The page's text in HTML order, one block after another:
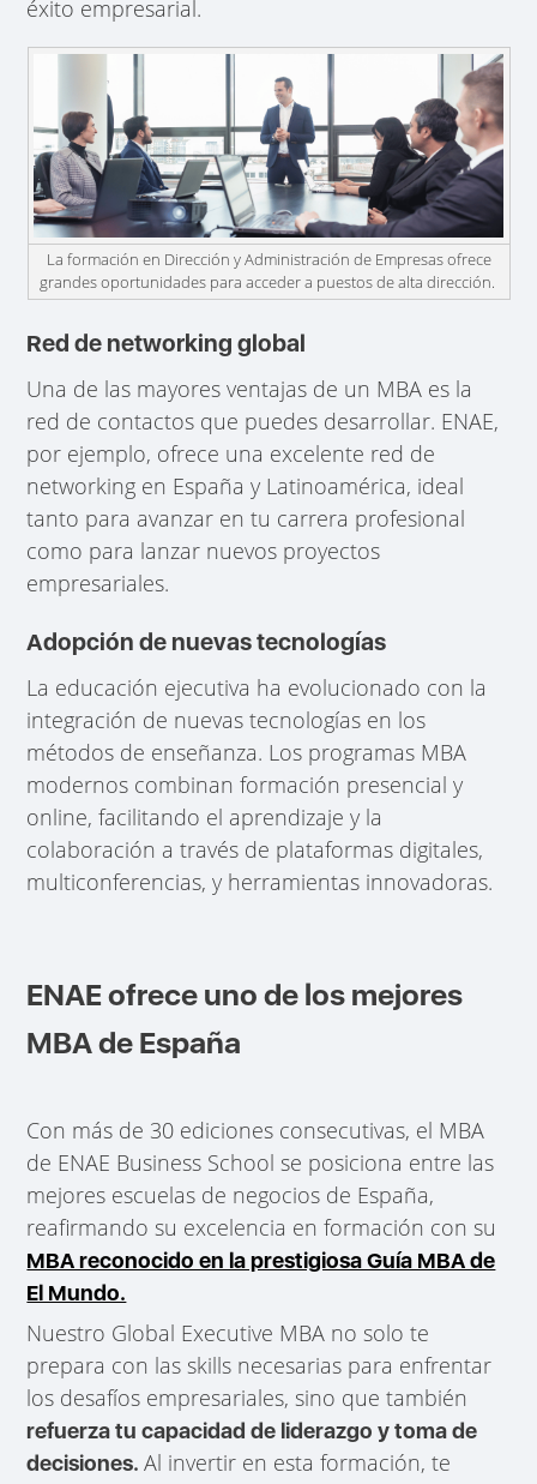
éxito empresarial.
La formación en Dirección y Administración de Empresas ofrece
grandes oportunidades para acceder a puestos de alta dirección.
Red de networking global
Una de las mayores ventajas de un MBA es la
red de contactos que puedes desarrollar. ENAE,
por ejemplo, ofrece una excelente red de
networking en España y Latinoamérica, ideal
tanto para avanzar en tu carrera profesional
como para lanzar nuevos proyectos
empresariales.
Adopción de nuevas tecnologías
La educación ejecutiva ha evolucionado con la
integración de nuevas tecnologías en los
métodos de enseñanza. Los programas MBA
modernos combinan formación presencial y
online, facilitando el aprendizaje y la
colaboración a través de plataformas digitales,
multiconferencias, y herramientas innovadoras.
ENAE ofrece uno de los mejores
MBA de España
Con más de 30 ediciones consecutivas, el MBA
de ENAE Business School se posiciona entre las
mejores escuelas de negocios de España,
reafirmando su excelencia en formación con su
MBA reconocido en la prestigiosa Guía MBA de
El Mundo.
Nuestro Global Executive MBA no solo te
prepara con las skills necesarias para enfrentar
los desafíos empresariales, sino que también
refuerza tu capacidad de liderazgo y toma de
decisiones.Al invertir en esta formación, te